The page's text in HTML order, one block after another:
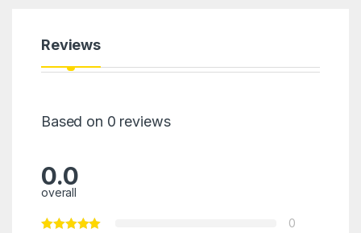
Reviews
Based on 0 reviews
0.0
overall
0